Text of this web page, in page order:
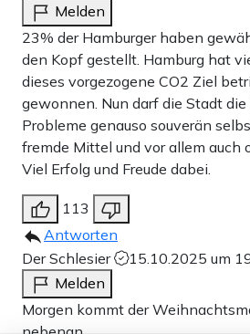
Melden
23% der Hamburger haben
den Kopf gestellt. Hamburg hat
dieses vorgezogene CO2 Ziel
gewonnen. Nun darf die Stadt
Probleme genauso souverän
fremde Mittel und vor allem auch
Viel Erfolg und Freude dabei.
113
Antworten
Der Schlesier
15.10.2025 um
Melden
Morgen kommt der